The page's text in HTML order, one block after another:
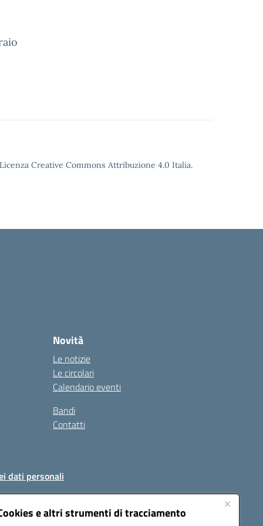
e altri strumenti di tracciamento
Creative Commons Attribuzione 4.0 Italia.
Novità
Le notizie
Le circolari
Calendario eventi
Bandi
Contatti
dati personali